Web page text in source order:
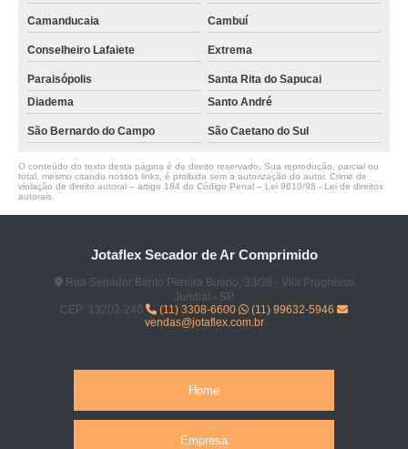
Camanducaia Cambuí
Conselheiro Lafaiete Extrema
Paraisópolis
Santa Rita do Sapucai
Diadema
Santo André
São Bernardo do Campo São Caetano do Sul
O conteúdo do texto desta página é de direito reservado. Sua reprodução, parcial ou
total, mesmo citando nossos links, é proibida sem a autorização do autor. Crime de
violação de direito autoral – artigo 184 do Código Penal – Lei 9610/98 - Lei de direitos
autorais
Jotaflex Secador de Ar Comprimido
Rua Senador Bento Pereira Bueno, 33/39 - Vila Progresso
Jundiaí - SP
CEP: 13202-240
(11) 3308-6600
(11) 99632-5946
vendas@jotaflex.com.br
Home
Empresa